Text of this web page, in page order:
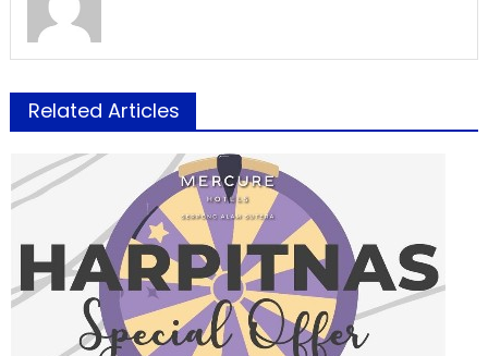
Related Articles